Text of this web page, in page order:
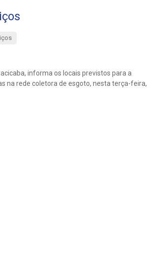
informa os locais previstos para a
na rede coletora de esgoto, nesta terça-feira,